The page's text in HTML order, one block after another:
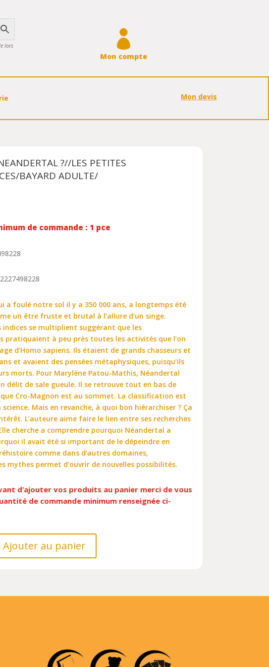
lors

Mon compte
Mon devis
?//LES PETITES
BAYARD ADULTE/
de commande : 1 pce
a foulé notre sol il y a 350 000 ans, a longtemps été
un être fruste et brutal à l’allure d’un singe.
indices se multiplient suggérant que les
pratiquaient à peu près toutes les activités que l’on
d’Homo sapiens. Ils étaient de grands chasseurs et
et avaient des pensées métaphysiques, puisqu’ils
morts. Pour Marylène Patou-Mathis, Néandertal
délit de sale gueule. Il se retrouve tout en bas de
que Cro-Magnon est au sommet. La classification est
Mais en revanche, à quoi bon hiérarchiser ? Ça
L’auteure aime faire le lien entre ses recherches
cherche a comprendre pourquoi Néandertal a
il avait été si important de le dépeindre en
comme dans d’autres domaines,
mythes permet d’ouvrir de nouvelles possibilités.
d’ajouter vos produits au panier merci de vous
de commande minimum renseignée ci-
Ajouter au panier